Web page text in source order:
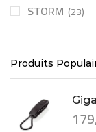
STORM (23)
Produits